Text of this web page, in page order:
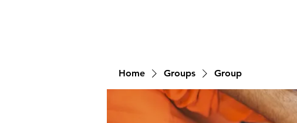
Home Groups Group